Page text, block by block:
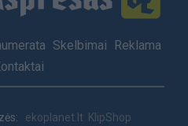
Skelbimai
Reklama
ekoplanet.lt KlipShop